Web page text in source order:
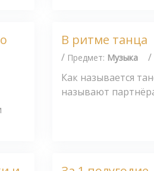
В ритме танца
/ Предмет: Музыка /
Как называется
называют